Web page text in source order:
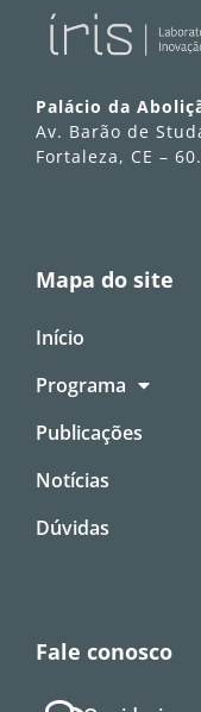
Palácio da
Av. Barão de
Fortaleza, CE –
Mapa do site
Início
Programa
Publicações
Notícias
Dúvidas
Fale conosco